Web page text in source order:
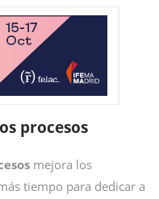
procesos
mejora los
tiempo para dedicar a